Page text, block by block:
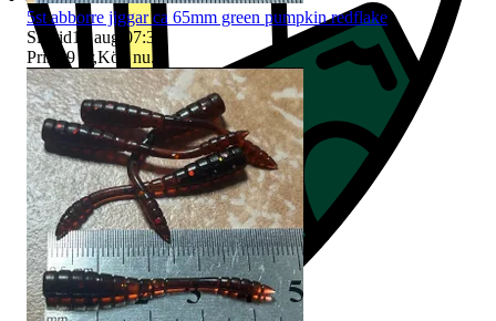
5st abborre jiggar ca 65mm green pumpkin redflake
Sluttid15 aug 07:36
.
Pris:
29 kr ,Köp nu.